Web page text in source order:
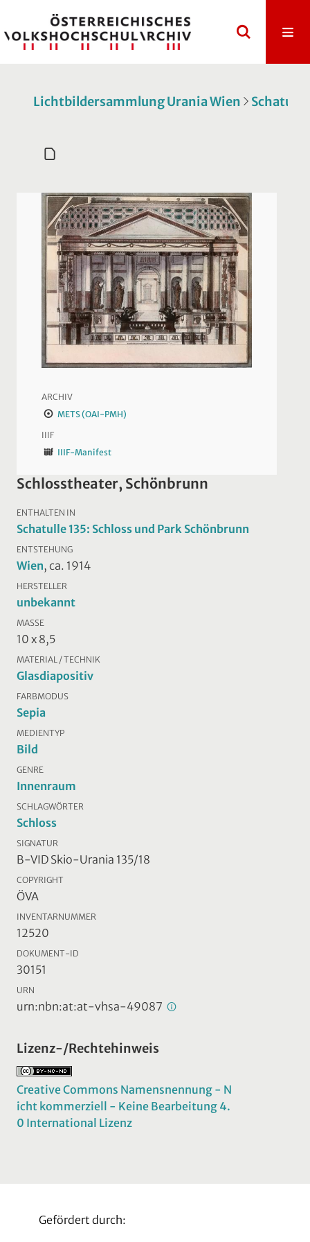
Lichtbildersammlung Urania Wien Schatulle
ARCHIV
METS (OAI-PMH)
IIIF
IIIF-Manifest
Schlosstheater, Schönbrunn
ENTHALTEN IN
Schatulle 135: Schloss und Park Schönbrunn
ENTSTEHUNG
Wien, ca. 1914
HERSTELLER
unbekannt
MASSE
10 x 8,5
MATERIAL / TECHNIK
Glasdiapositiv
FARBMODUS
Sepia
MEDIENTYP
Bild
GENRE
Innenraum
SCHLAGWÖRTER
Schloss
SIGNATUR
B-VID Skio-Urania 135/18
COPYRIGHT
ÖVA
INVENTARNUMMER
12520
DOKUMENT-ID
30151
URN
urn:nbn:at:at-vhsa-49087
Lizenz-/Rechtehinweis
Creative Commons Namensnennung - N
icht kommerziell - Keine Bearbeitung 4.
0 International Lizenz
Gefördert durch: